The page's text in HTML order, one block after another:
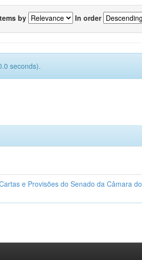
by In order
seconds).
e Provisões do Senado da Câmara do